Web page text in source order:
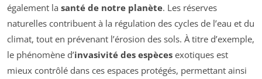
également la santé de notre planète. Les réserves
naturelles contribuent à la régulation des cycles de l’eau et du
climat, tout en prévenant l’érosion des sols. À titre d’exemple,
le phénomène d’invasivité des espèces exotiques est
mieux contrôlé dans ces espaces protégés, permettant ainsi